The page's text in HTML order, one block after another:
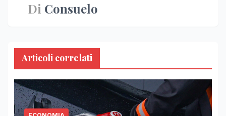
Di Consuelo
Articoli correlati